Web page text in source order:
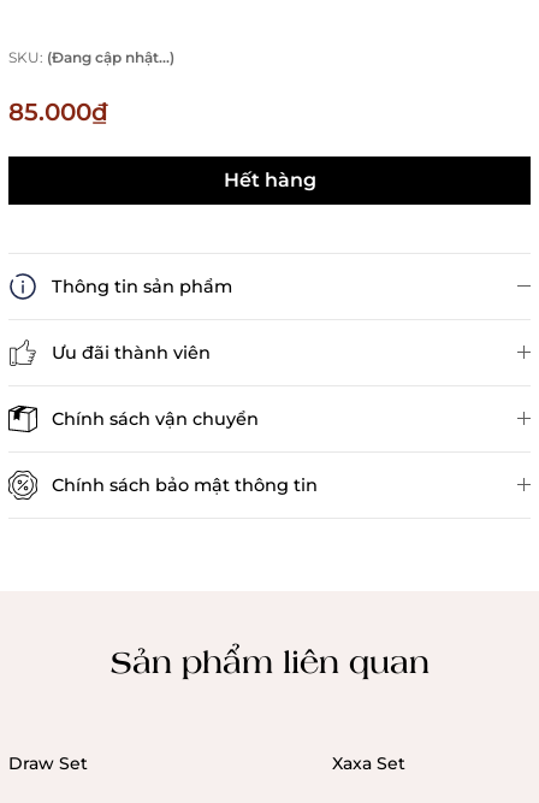
SKU: (Đang cập nhật...)
85.000₫
Hết hàng
Thông tin sản phẩm
Ưu đãi thành viên
Chính sách vận chuyển
Chính sách bảo mật thông tin
Sản phẩm liên quan
Draw Set Xaxa Set